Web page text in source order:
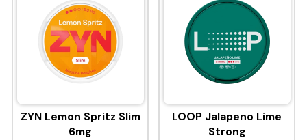
ZYN Lemon Spritz Slim
6mg
LOOP Jalapeno Lime
Strong